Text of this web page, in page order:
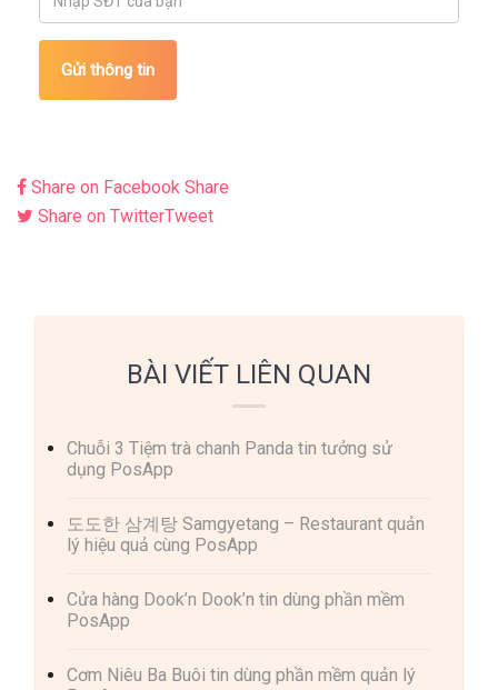
Gửi thông tin
Share on Facebook Share
Share on TwitterTweet
BÀI VIẾT LIÊN QUAN
Chuỗi 3 Tiệm trà chanh Panda tin tưởng sử
dụng PosApp
도도한 삼계탕 Samgyetang – Restaurant quản
lý hiệu quả cùng PosApp
Cửa hàng Dook’n Dook’n tin dùng phần mềm
PosApp
Cơm Niêu Ba Buôi tin dùng phần mềm quản lý